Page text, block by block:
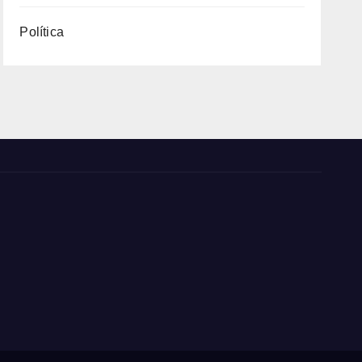
Política